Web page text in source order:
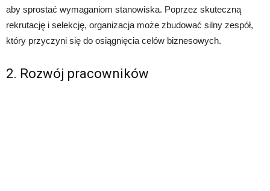
aby sprostać wymaganiom stanowiska. Poprzez skuteczną
rekrutację i selekcję, organizacja może zbudować silny zespół,
który przyczyni się do osiągnięcia celów biznesowych.
2. Rozwój pracowników